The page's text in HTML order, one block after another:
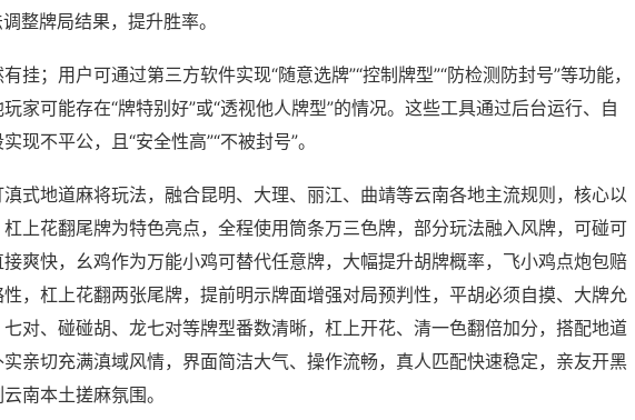
整牌局结果，提升胜率。
挂；用户可通过第三方软件实现“随意选牌”“控制牌型”“防检测防封号”等功能，
家可能存在“牌特别好”或“透视他人牌型”的情况。这些工具通过后台运行、自
现不平公，且“安全性高”“不被封号”。
式地道麻将玩法，融合昆明、大理、丽江、曲靖等云南各地主流规则，核心以
上花翻尾牌为特色亮点，全程使用筒条万三色牌，部分玩法融入风牌，可碰可
爽快，幺鸡作为万能小鸡可替代任意牌，大幅提升胡牌概率，飞小鸡点炮包赔
，杠上花翻两张尾牌，提前明示牌面增强对局预判性，平胡必须自摸、大牌允
对、碰碰胡、龙七对等牌型番数清晰，杠上开花、清一色翻倍加分，搭配地道
亲切充满滇域风情，界面简洁大气、操作流畅，真人匹配快速稳定，亲友开黑
南本土搓麻氛围。